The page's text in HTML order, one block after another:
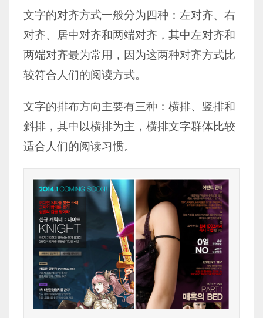
文字的对齐方式一般分为四种：左对齐、右
对齐、居中对齐和两端对齐，其中左对齐和
两端对齐最为常用，因为这两种对齐方式比
较符合人们的阅读方式。
文字的排布方向主要有三种：横排、竖排和
斜排，其中以横排为主，横排文字群体比较
适合人们的阅读习惯。